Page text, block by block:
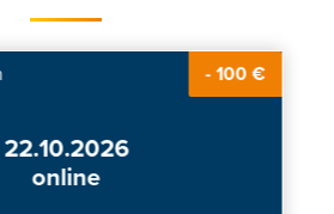
- 100 €
22.10.2026
online